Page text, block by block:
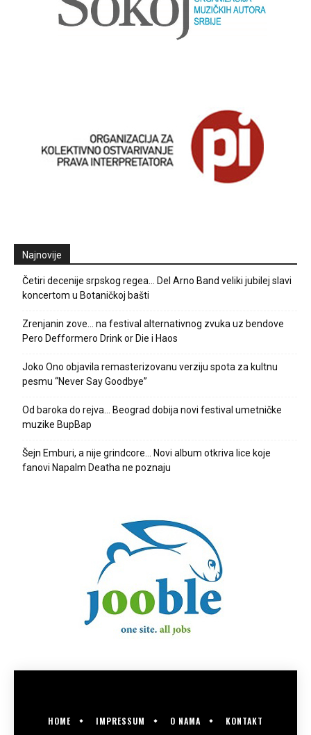
Najnovije
Četiri decenije srpskog regea… Del Arno Band veliki jubilej slavi
koncertom u Botaničkoj bašti
Zrenjanin zove… na festival alternativnog zvuka uz bendove
Pero Defformero Drink or Die i Haos
Joko Ono objavila remasterizovanu verziju spota za kultnu
pesmu “Never Say Goodbye”
Od baroka do rejva… Beograd dobija novi festival umetničke
muzike BupBap
Šejn Emburi, a nije grindcore… Novi album otkriva lice koje
fanovi Napalm Deatha ne poznaju
HOME IMPRESSUM O NAMA KONTAKT